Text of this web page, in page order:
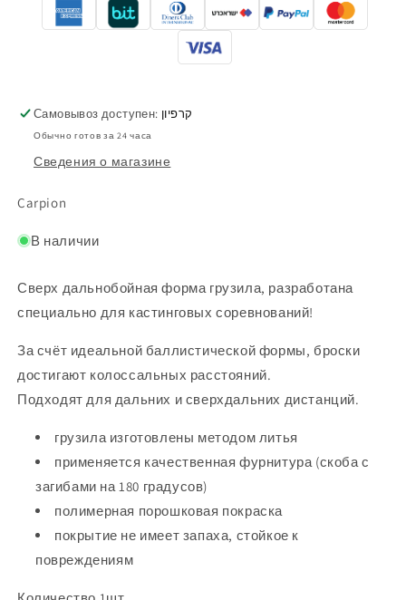
Самовывоз доступен: קרפיון
Обычно готов за 24 часа
Сведения о магазине
Carpion
В наличии
Сверх дальнобойная форма грузила, разработана
специально для кастинговых соревнований!
За счёт идеальной баллистической формы, броски
достигают колоссальных расстояний.
Подходят для дальних и сверхдальних дистанций.
грузила изготовлены методом литья
применяется качественная фурнитура (скоба с
загибами на 180 градусов)
полимерная порошковая покраска
покрытие не имеет запаха, стойкое к
повреждениям